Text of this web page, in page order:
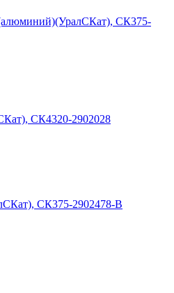
СК375-
СК4320-2902028
СК375-2902478-В